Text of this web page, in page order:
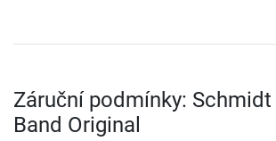
Záruční podmínky: Schmidt
Band Original